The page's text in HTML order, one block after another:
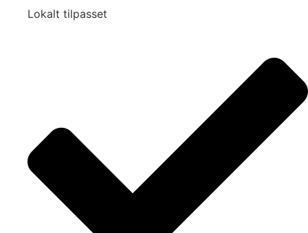
Lokalt tilpasset